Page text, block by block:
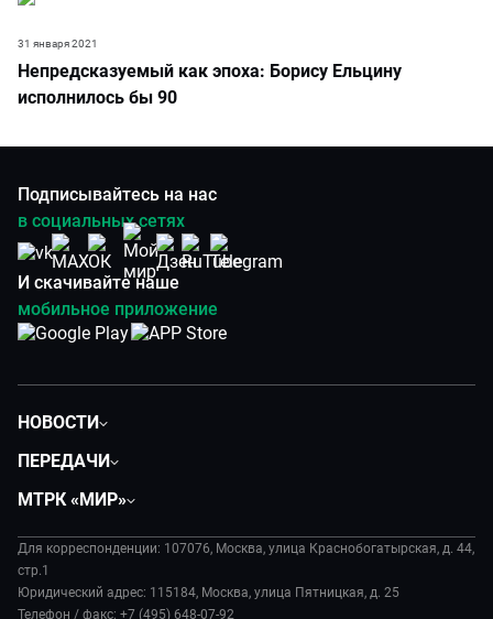
Непредсказуемый как эпоха: Борису Ельцину
исполнилось бы 90
31 января 2021
Подписывайтесь на нас
в социальных сетях
И скачивайте наше
мобильное приложение
НОВОСТИ
Экономика
Происшествия
В содружестве
В мире
ПЕРЕДАЧИ
Дела судебные
Диктор делает
Игра в кино
МТРК «МИР»
История
Руководство
Для корреспонденции: 107076, Москва, улица Краснобогатырская, д. 44,
стр.1
Юридический адрес: 115184, Москва, улица Пятницкая, д. 25
Телефон / факс: +7 (495) 648-07-92